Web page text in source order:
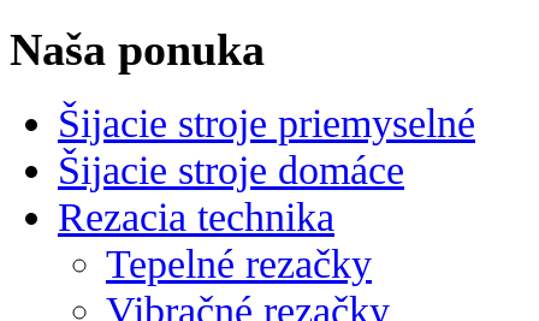
Naša ponuka
Šijacie stroje priemyselné
Šijacie stroje domáce
Rezacia technika
Tepelné rezačky
Vibračné rezačky